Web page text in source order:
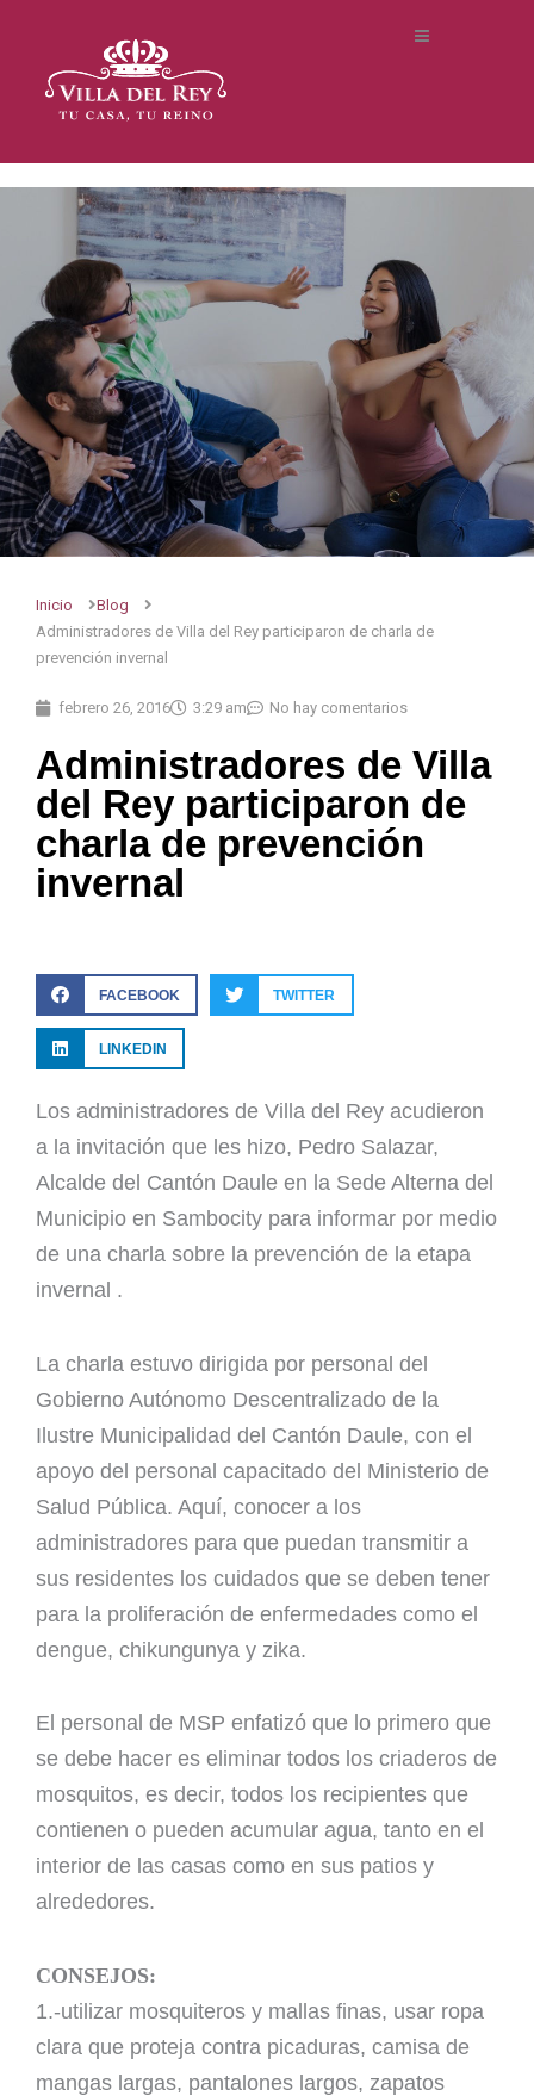
Inicio
Blog
Administradores de Villa del Rey participaron de charla de
prevención invernal
febrero 26, 2016 3:29 am No hay comentarios
Administradores de Villa
del Rey participaron de
charla de prevención
invernal
FACEBOOK TWITTER
LINKEDIN
Los administradores de Villa del Rey acudieron
a la invitación que les hizo, Pedro Salazar,
Alcalde del Cantón Daule en la Sede Alterna del
Municipio en Sambocity para informar por medio
de una charla sobre la prevención de la etapa
invernal .
La charla estuvo dirigida por personal del
Gobierno Autónomo Descentralizado de la
Ilustre Municipalidad del Cantón Daule, con el
apoyo del personal capacitado del Ministerio de
Salud Pública. Aquí, conocer a los
administradores para que puedan transmitir a
sus residentes los cuidados que se deben tener
para la proliferación de enfermedades como el
dengue, chikungunya y zika.
El personal de MSP enfatizó que lo primero que
se debe hacer es eliminar todos los criaderos de
mosquitos, es decir, todos los recipientes que
contienen o pueden acumular agua, tanto en el
interior de las casas como en sus patios y
alrededores.
CONSEJOS:
1.-utilizar mosquiteros y mallas finas, usar ropa
clara que proteja contra picaduras, camisa de
mangas largas, pantalones largos, zapatos